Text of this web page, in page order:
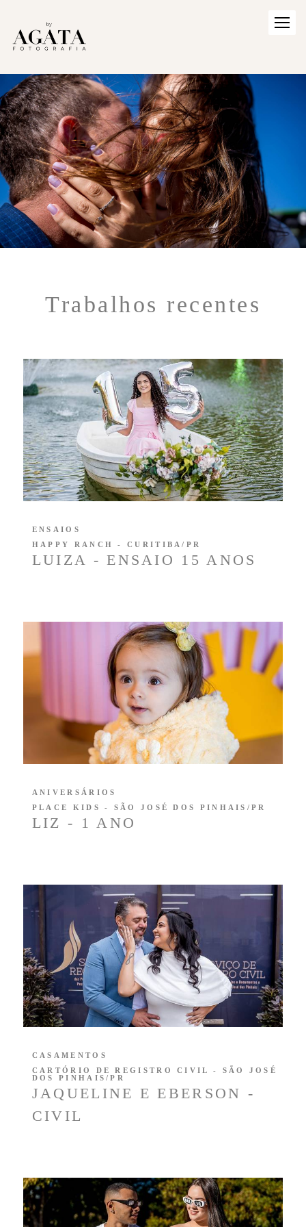
Trabalhos recentes
LUIZA - ENSAIO 15 ANOS
ENSAIOS
HAPPY RANCH - CURITIBA/PR
LIZ - 1 ANO
ANIVERSÁRIOS
PLACE KIDS - SÃO JOSÉ DOS PINHAIS/PR
JAQUELINE E EBERSON -
CIVIL
CASAMENTOS
CARTÓRIO DE REGISTRO CIVIL - SÃO JOSÉ
DOS PINHAIS/PR